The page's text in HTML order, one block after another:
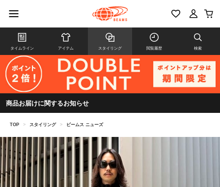
タイムライン アイテム スタイリング 閲覧履歴 検索
商品お届けに関するお知らせ
TOP > スタイリング > ビームス ニューズ